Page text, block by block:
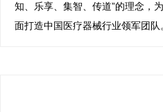
知、乐享、集智、传道”的理念，
面打造中国医疗器械行业领军团队